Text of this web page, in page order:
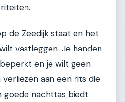
de Zeedijk staat en het
vastleggen. Je handen
beperkt en je wilt geen
aan een rits die
goede nachttas biedt